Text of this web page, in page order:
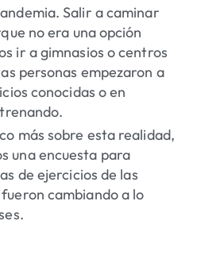
Salir a caminar
no era una opción
ir a gimnasios o centros
personas empezaron a
conocidas o en
más sobre esta realidad,
una encuesta para
de ejercicios de las
cambiando a lo